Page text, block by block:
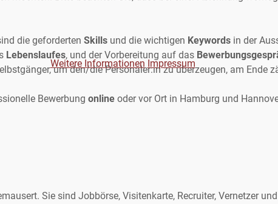
die geforderten Skills und die wichtigen Keywords in der
Lebenslaufes, und der Vorbereitung auf das
um den/die Personaler:in zu überzeugen, am Ende
Bewerbung online oder vor Ort in Hamburg und
Sie sind Jobbörse, Visitenkarte, Recruiter, Vernetzer
Weitere Informationen Impressum